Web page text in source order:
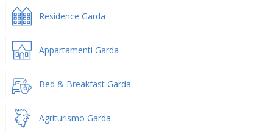
Residence Garda
Appartamenti Garda
Bed & Breakfast Garda
Agriturismo Garda